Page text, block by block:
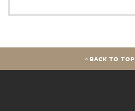
BACK TO TOP